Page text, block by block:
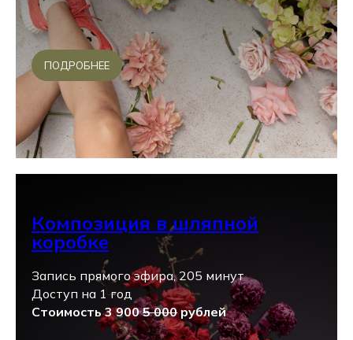
ПОДРОБНЕЕ
Композиция в шляпной
коробке
Запись прямого эфира, 205 минут
Доступ на 1 год
Стоимость 3 9005 000рублей